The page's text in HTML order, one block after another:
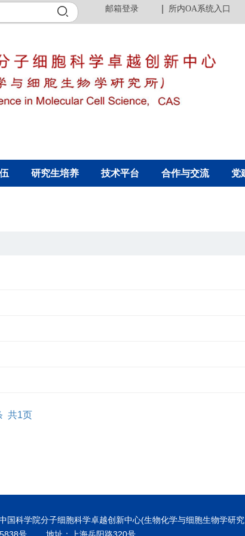
邮箱登录 所内OA系统入口
研究生培养 技术平台 合作与交流 党
共1页
国科学院分子细胞科学卓越创新中心(生物化学与细胞生物学研